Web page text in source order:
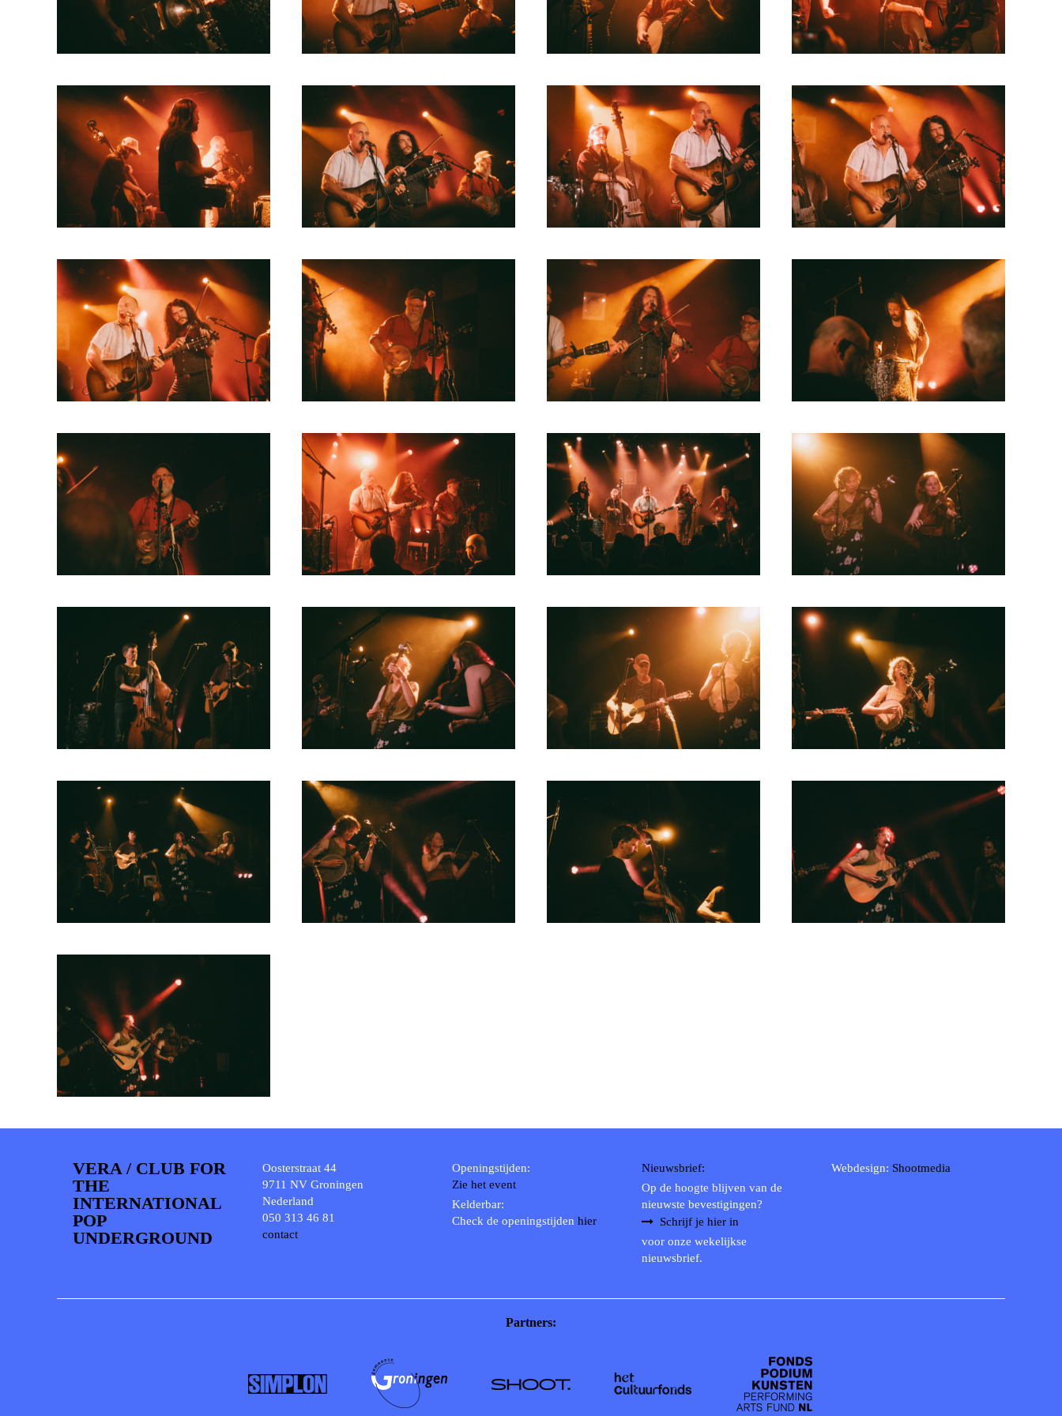
RICHARD POSTMA
CASHMYRA ROZENDAAL
MARTSEN HUT
ERYN BOSMA
ESTHER
ELINE KAMMINGA
KAREN SAAMAN
2020
2019
2017
2016
2015
2014
2013
2012
2011
2009
2007
2006
2005
2004
2001
2000
1996
1993
1992
1991
1989
1985
1982
1980
1979
VERA / CLUB FOR
THE
INTERNATIONAL
POP
UNDERGROUND
Oosterstraat 44
9711 NV Groningen
Nederland
050 313 46 81
contact
Openingstijden:
Zie het event
Kelderbar:
Check de openingstijden hier
Nieuwsbrief:
Op de hoogte blijven van de
nieuwste bevestigingen?
Schrijf je hier in
voor onze wekelijkse
nieuwsbrief.
Webdesign: Shootmedia
Partners: